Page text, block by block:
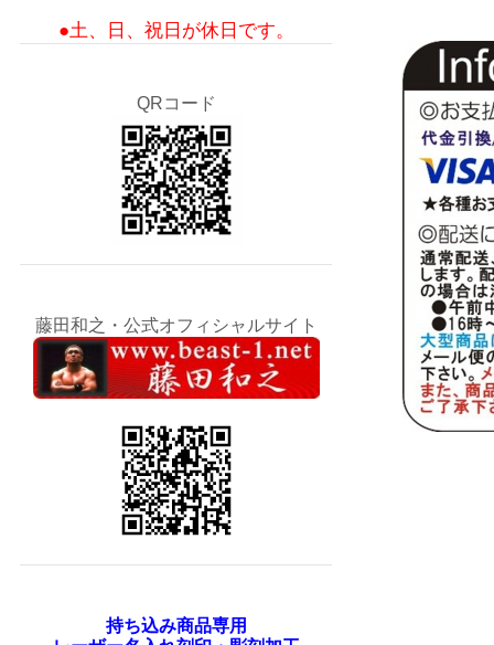
●土、日、祝日が休日です。
QRコード
藤田和之・公式オフィシャルサイト
持ち込み商品専用